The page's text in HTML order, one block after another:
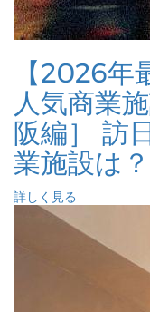
【2026
人気商業
阪編］ 訪
業施設は？
詳しく見る